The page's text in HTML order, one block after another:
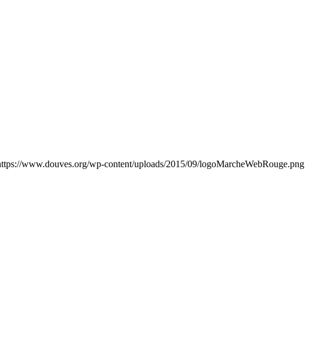
www.douves.org/wp-content/uploads/2015/09/logoMarcheWebRouge.png